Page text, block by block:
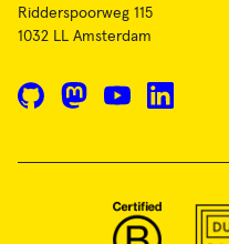
Ridderspoorweg 115
1032 LL Amsterdam
GitHubMastodonYouTubeLinkedIn